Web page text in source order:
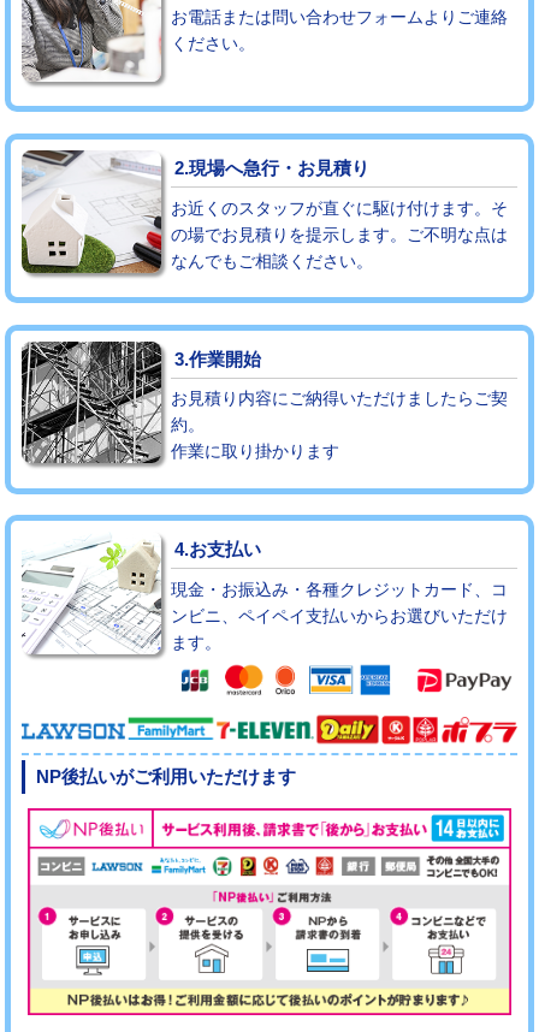
モルタル補修（厚さ10㎝まで） 27,500円
モルタル補修（厚さ10㎝超え）
追加人工 16,500円
廃棄・処分 現場見積
※給水管工事は20mmまでの価格です。
お電話または問い合わせフォームよりご連絡
ください。
2.現場へ急行・お見積り
お近くのスタッフが直ぐに駆け付けます。そ
の場でお見積りを提示します。ご不明な点は
なんでもご相談ください。
3.作業開始
お見積り内容にご納得いただけましたらご契
約。
作業に取り掛かります
4.お支払い
現金・お振込み・各種クレジットカード、コ
ンビニ、ペイペイ支払いからお選びいただけ
ます。
NP後払いがご利用いただけます